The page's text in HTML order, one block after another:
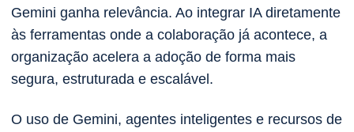
Gemini ganha relevância. Ao integrar IA diretamente
às ferramentas onde a colaboração já acontece, a
organização acelera a adoção de forma mais
segura, estruturada e escalável.
O uso de Gemini, agentes inteligentes e recursos de